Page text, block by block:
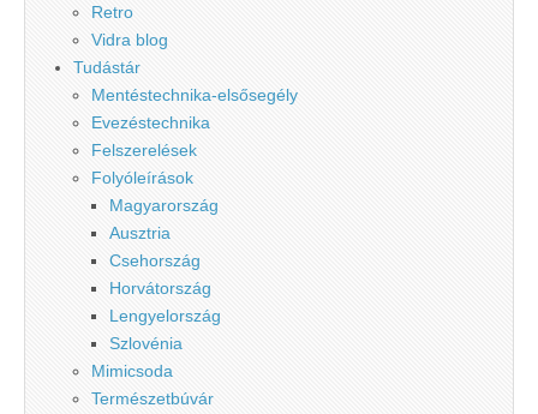
Retro
Vidra blog
Tudástár
Mentéstechnika-elsősegély
Evezéstechnika
Felszerelések
Folyóleírások
Magyarország
Ausztria
Csehország
Horvátország
Lengyelország
Szlovénia
Mimicsoda
Természetbúvár